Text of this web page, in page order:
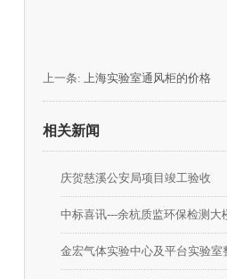
上一条: 上海实验室通风柜的价格
相关新闻
庆贺慈溪公安局项目竣工验收
中标喜讯---余杭质监环保检测大
金宏气体实验中心及平台实验室